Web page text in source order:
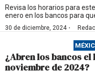
Revisa los horarios para
enero en los bancos para
30 de diciembre, 2024·
¿Abren los bancos el
noviembre de 2024?